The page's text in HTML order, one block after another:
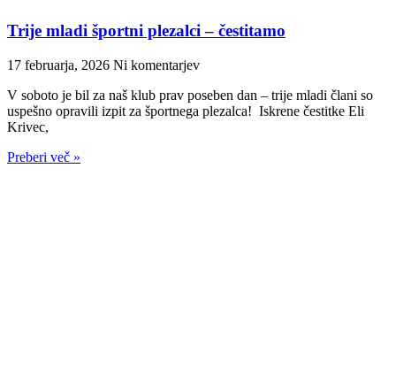
Trije mladi športni plezalci – čestitamo
17 februarja, 2026 Ni komentarjev
V soboto je bil za naš klub prav poseben dan – trije mladi člani so
uspešno opravili izpit za športnega plezalca! Iskrene čestitke Eli
Krivec,
Preberi več »